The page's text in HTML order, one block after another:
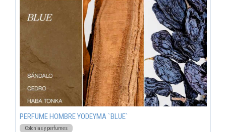
PERFUME HOMBRE YODEYMA `BLUE`
Colonias y perfumes